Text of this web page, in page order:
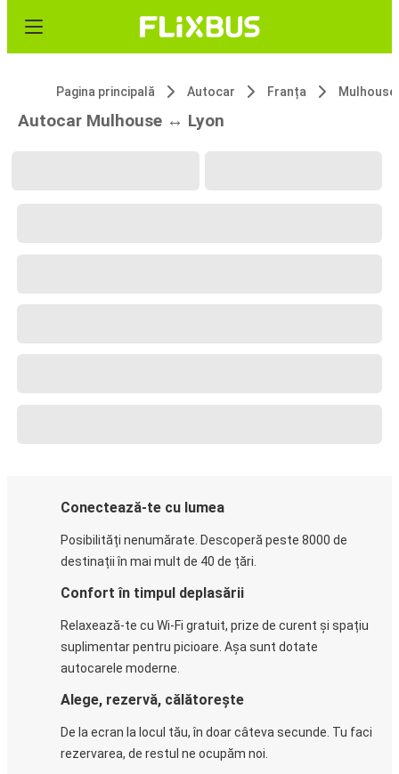
Pagina principală Autocar Franța Mulhouse
Autocar Mulhouse ↔ Lyon
Conectează-te cu lumea
Posibilități nenumărate. Descoperă peste 8000 de
destinații în mai mult de 40 de țări.
Confort în timpul deplasării
Relaxează-te cu Wi-Fi gratuit, prize de curent și spațiu
suplimentar pentru picioare. Așa sunt dotate
autocarele moderne.
Alege, rezervă, călătorește
De la ecran la locul tău, în doar câteva secunde. Tu faci
rezervarea, de restul ne ocupăm noi.